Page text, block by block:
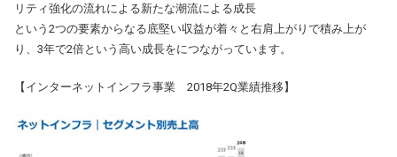
リティ強化の流れによる新たな潮流による成長
という2つの要素からなる底堅い収益が着々と右肩上がりで積み上が
り、3年で2倍という高い成長をにつながっています。
【インターネットインフラ事業 2018年2Q業績推移】